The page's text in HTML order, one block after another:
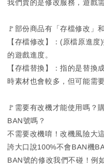
我們賣的是修改服務，遊戲
🚩部份商品有「存檔修改」
【存檔修改】：(原檔原進
的遊戲進度。
【存檔替換】：指的是替換
時素材也會較多，但可能需要
🚩需要有改機才能使用嗎？
BAN號嗎？
不需要改機唷！改機風險大
誇大口說100%不會BAN機
BAN號的修改我們不碰！例